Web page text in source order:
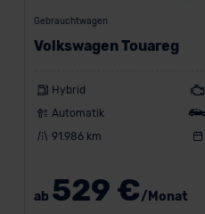
Gebrauchtwagen
Volkswagen Touareg
Hybrid
Automatik
91.986 km
ab 529 €/Monat